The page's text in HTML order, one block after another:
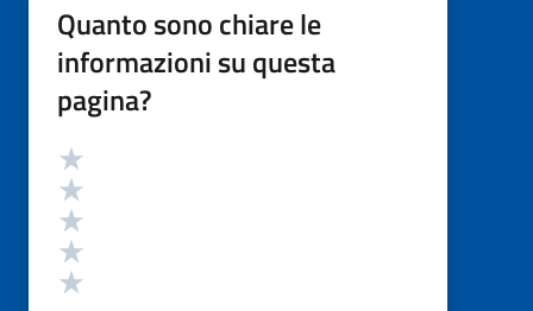
Quanto sono chiare le
informazioni su questa
pagina?
Valutazione